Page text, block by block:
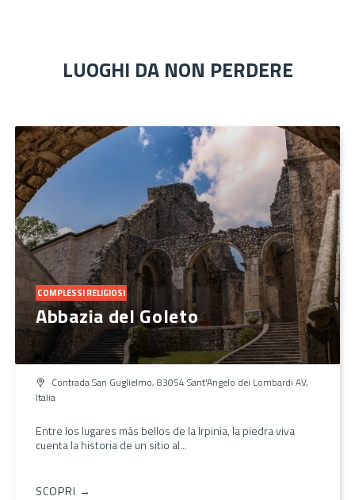
LUOGHI DA NON PERDERE
COMPLESSI RELIGIOSI
Abbazia del Goleto
Contrada San Guglielmo, 83054 Sant'Angelo dei Lombardi AV,
Italia
Entre los lugares más bellos de la Irpinia, la piedra viva
cuenta la historia de un sitio al...
SCOPRI →